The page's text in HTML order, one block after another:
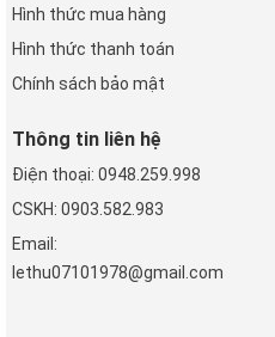
Hình thức mua hàng
Hình thức thanh toán
Chính sách bảo mật
Thông tin liên hệ
Điện thoại: 0948.259.998
CSKH: 0903.582.983
Email:
lethu07101978@gmail.com